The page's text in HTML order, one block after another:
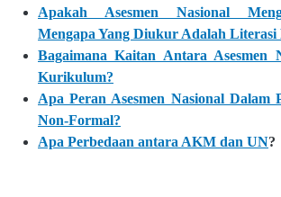
Apakah Asesmen Nasional
Mengapa Yang Diukur Adalah Literasi
Bagaimana Kaitan Antara Asesmen
Kurikulum?
Apa Peran Asesmen Nasional Dalam
Non-Formal?
Apa Perbedaan antara AKM dan UN?